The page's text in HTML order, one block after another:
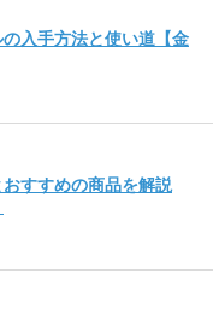
の入手方法と使い道【金
おすすめの商品を解説